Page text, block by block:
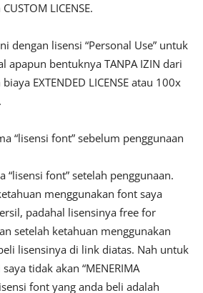
LICENSE.
dengan lisensi “Personal Use” untuk
apapun bentuknya TANPA IZIN dari
EXTENDED LICENSE atau 100x
“lisensi font” sebelum penggunaan
“lisensi font” setelah penggunaan.
menggunakan font saya
padahal lisensinya free for
setelah ketahuan menggunakan
lisensinya di link diatas. Nah untuk
tidak akan “MENERIMA
font yang anda beli adalah